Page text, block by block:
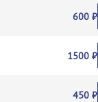
600 ₽
1500 ₽
450 ₽